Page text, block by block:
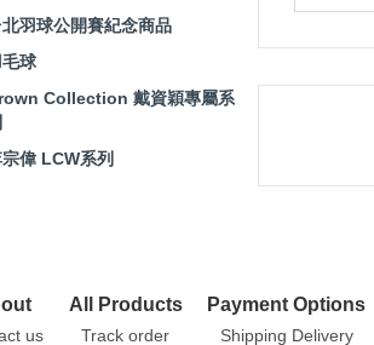
北羽球公開賽紀念商品
球
Collection 戴資穎專屬系
偉 LCW系列
us
All Products
Track order
Payment Options
Shipping Delivery